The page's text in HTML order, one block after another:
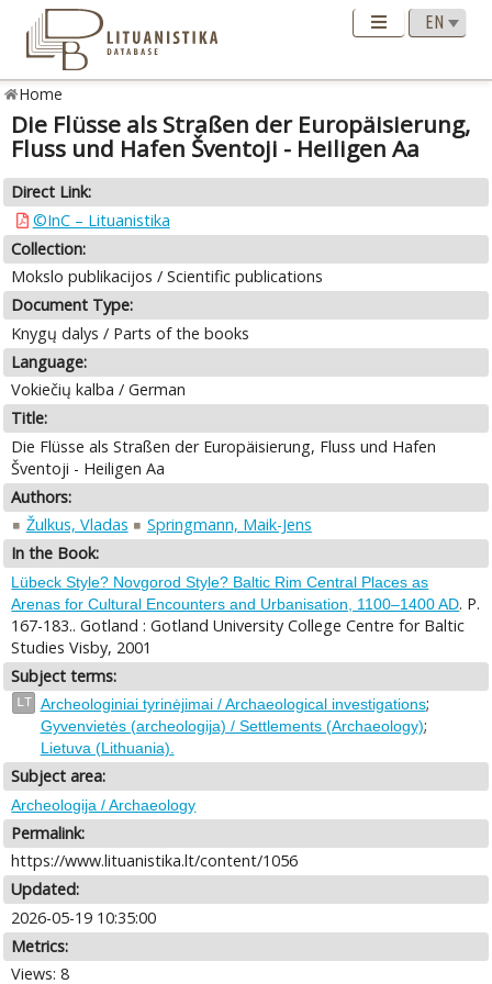
Home
Die Flüsse als Straßen der Europäisierung,
Fluss und Hafen Šventoji - Heiligen Aa
Direct Link:
©InC – Lituanistika
Collection:
Mokslo publikacijos / Scientific publications
Document Type:
Knygų dalys / Parts of the books
Language:
Vokiečių kalba / German
Title:
Die Flüsse als Straßen der Europäisierung, Fluss und Hafen
Šventoji - Heiligen Aa
Authors:
Žulkus, Vladas
Springmann, Maik-Jens
In the Book:
Lübeck Style? Novgorod Style? Baltic Rim Central Places as
Arenas for Cultural Encounters and Urbanisation, 1100–1400 AD. P.
167-183.. Gotland : Gotland University College Centre for Baltic
Studies Visby, 2001
Subject terms:
LT Archeologiniai tyrinėjimai / Archaeological investigations;
Gyvenvietės (archeologija) / Settlements (Archaeology);
Lietuva (Lithuania).
Subject area:
Archeologija / Archaeology
Permalink:
https://www.lituanistika.lt/content/1056
Updated:
2026-05-19 10:35:00
Metrics:
Views: 8